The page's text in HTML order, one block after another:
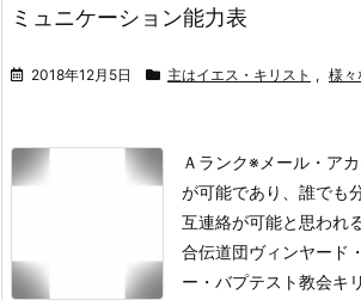
ミュニケーション能力表
2018年12月5日 主はイエス・キリスト , 様々
Ａランク※メール・ア
が可能であり、誰でも
互連絡が可能と思われ
合伝道団ヴィンヤード
ー・バプテスト教会キ